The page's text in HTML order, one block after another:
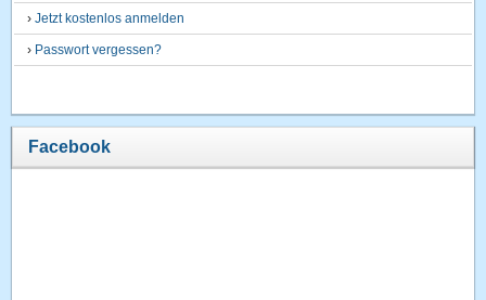
›Jetzt kostenlos anmelden
› Passwort vergessen?
Facebook